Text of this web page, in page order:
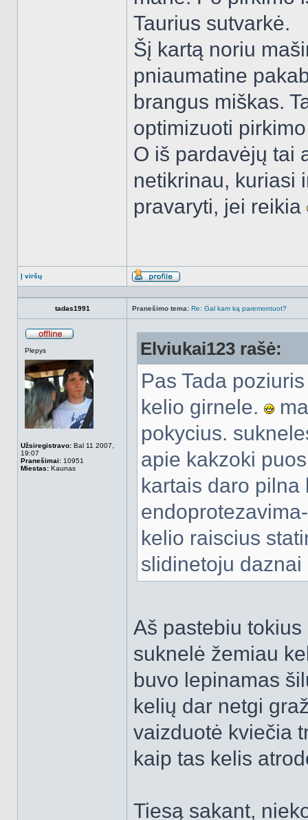
Taurius sutvarkė.
Šį kartą noriu
pniaumatine
brangus miškas.
optimizuoti
O iš pardavėjų tai
netikrinau, kuriasi
pravaryti, jei reikia
Į viršų
Aprašymas
tadas1991 Pranešimo tema: Re: Gal kam ką paremontuot?
Plepys
Užsiregistravo: Bal 11 2007,
19:07
Pranešimai: 10951
Miestas: Kaunas
Elviukai123 rašė:
Pas Tada
kelio girnele.
pokycius.
apie kakzoki
kartais daro pilna
kelio raiscius
slidinetoju
Aš pastebiu
suknelė žemiau
buvo lepinamas
kelių dar netgi
vaizduotė kviečia
kaip tas kelis
Tiesą sakant,